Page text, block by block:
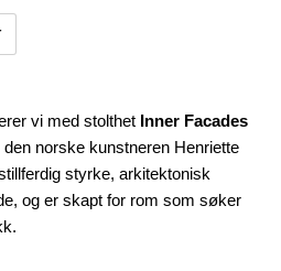
vi med stolthet Inner Facades
norske kunstneren Henriette
styrke, arkitektonisk
og er skapt for rom som søker